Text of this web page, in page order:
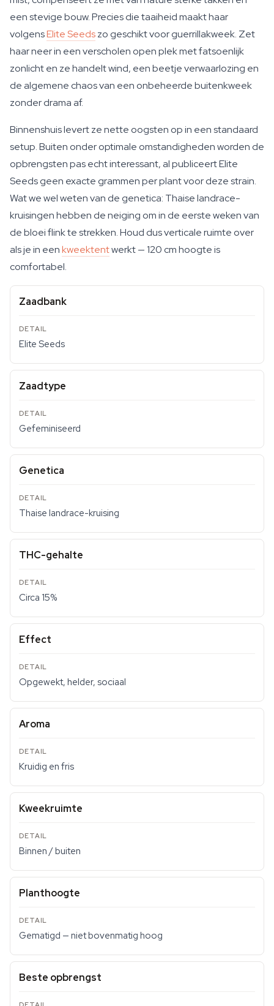
een stevige bouw. Precies die taaiheid maakt haar
volgensElite Seedszo geschikt voor guerrillakweek. Zet
haar neer in een verscholen open plek met fatsoenlijk
zonlicht en ze handelt wind, een beetje verwaarlozing en
de algemene chaos van een onbeheerde buitenkweek
zonder drama af.
Binnenshuis levert ze nette oogsten op in een standaard
setup. Buiten onder optimale omstandigheden worden de
opbrengsten pas echt interessant, al publiceert Elite
Seeds geen exacte grammen per plant voor deze strain.
Wat we wel weten van de genetica: Thaise landrace-
kruisingen hebben de neiging om in de eerste weken van
de bloei flink te strekken. Houd dus verticale ruimte over
als je in eenkweektentwerkt — 120 cm hoogte is
comfortabel.
Zaadbank
Elite Seeds
Zaadtype
Gefeminiseerd
Genetica
Thaise landrace-kruising
THC-gehalte
Circa 15%
Effect
Opgewekt, helder, sociaal
Aroma
Kruidig en fris
Kweekruimte
Binnen / buiten
Planthoogte
Gematigd — niet bovenmatig hoog
Beste opbrengst